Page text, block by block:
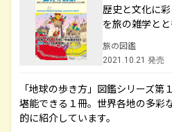
歴史と文化に
を旅の雑学と
旅の図鑑
2021.10.21 発売
「地球の歩き方」図鑑シリーズ
堪能できる１冊。世界各地の多彩
的に紹介しています。